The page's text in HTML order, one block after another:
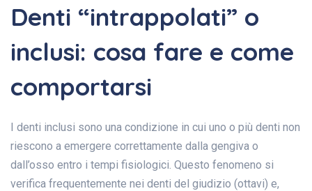
Denti “intrappolati” o
inclusi: cosa fare e come
comportarsi
I denti inclusi sono una condizione in cui uno o più denti non
riescono a emergere correttamente dalla gengiva o
dall’osso entro i tempi fisiologici. Questo fenomeno si
verifica frequentemente nei denti del giudizio (ottavi) e,